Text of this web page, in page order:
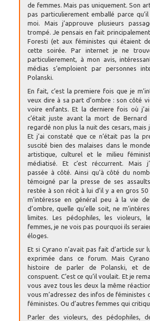
de femmes. Mais pas uniquement. Son
pas particulierement emballé parce
moi. Mais j’approuve plusieurs
trompé. Je pensais en fait
Foresti (et aux féministes qui étaient
cette soirée. Par internet je ne
particulierement, à mon avis,
médias s’emploient par personnes
Polanski.
En fait, c’est la premiere fois que je
veux dire à sa part d’ombre : son côté
voire enfants. Et la derniere fois où
c’était juste avant la mort de Bernard
regardé non plus la nuit des cesars, mais
Et j’ai constaté que ce n’était pas la
suscité bien des malaises dans le
artistique, culturel et le milieu
médiatisé. Et c’est réccurrent. Mais
passée à côté. Ainsi qu’à côté du
témoigné par la presse de ses
restée à son récit à lui d’il y a en gros 50
m’intéresse en général peu à la vie
d’ombre, quelle qu’elle soit, ne
limites. Les pédophiles, les violeurs,
femmes, je ne vois pas pourquoi ils
éloges.
Et si Cyrano n’avait pas fait d’article sur
exprimée dans ce forum. Mais
histoire de parler de Polanski, et
conspuent. C’est ce qu’il voulait. Et je
vous avez tous les deux la même
vous m’adressez des infos de féministes
féministes. Ou d’autres femmes qui
Parler des violeurs, des pédophiles,